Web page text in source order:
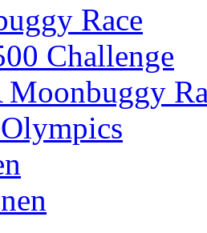
Race
Challenge